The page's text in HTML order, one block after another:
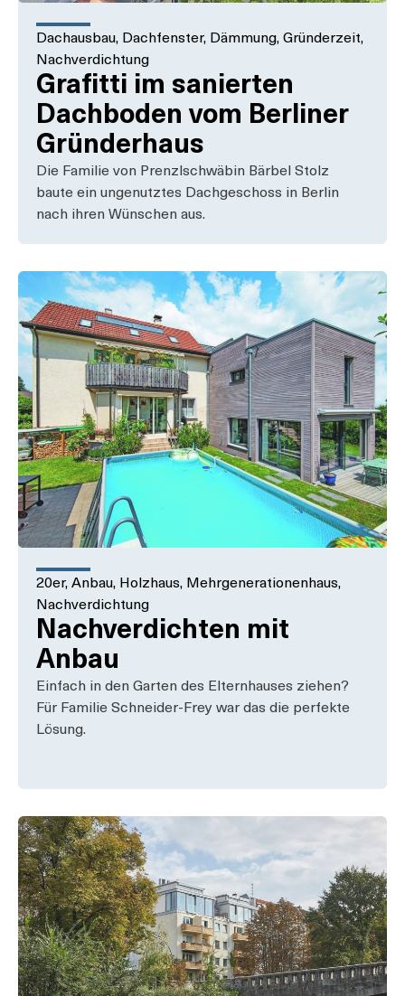
Dachausbau, Dachfenster, Dämmung, Gründerzeit,
Nachverdichtung
Grafitti im sanierten
Dachboden vom Berliner
Gründerhaus
Die Familie von Prenzlschwäbin Bärbel Stolz
baute ein ungenutztes Dachgeschoss in Berlin
nach ihren Wünschen aus.
20er, Anbau, Holzhaus, Mehrgenerationenhaus,
Nachverdichtung
Nachverdichten mit
Anbau
Einfach in den Garten des Elternhauses ziehen?
Für Familie Schneider-Frey war das die perfekte
Lösung.